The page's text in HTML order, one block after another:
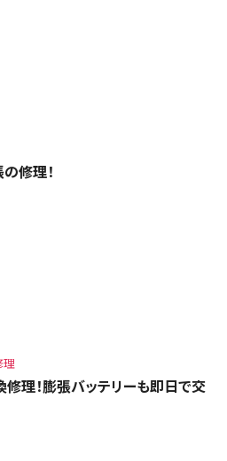
修理！
理
理！膨張バッテリーも即日で交